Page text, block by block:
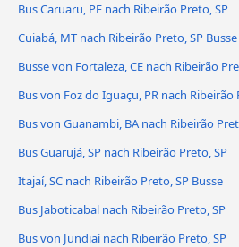
Bus Caruaru, PE nach Ribeirão Preto, SP
Cuiabá, MT nach Ribeirão Preto, SP Busse
Busse von Fortaleza, CE nach Ribeirão
Bus von Foz do Iguaçu, PR nach Ribeirão
Bus von Guanambi, BA nach Ribeirão
Bus Guarujá, SP nach Ribeirão Preto, SP
Itajaí, SC nach Ribeirão Preto, SP Busse
Bus Jaboticabal nach Ribeirão Preto, SP
Bus von Jundiaí nach Ribeirão Preto, SP